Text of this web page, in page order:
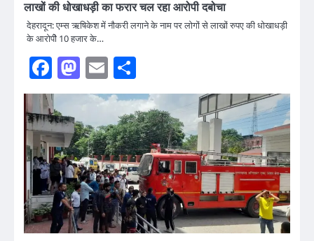
लाखों की धोखाधड़ी का फरार चल रहा आरोपी दबोचा
देहरादून: एम्स ऋषिकेश में नौकरी लगाने के नाम पर लोगों से लाखों रुपए की धोखाधड़ी
के आरोपीे 10 हजार के…
Facebook
Mastodon
Email